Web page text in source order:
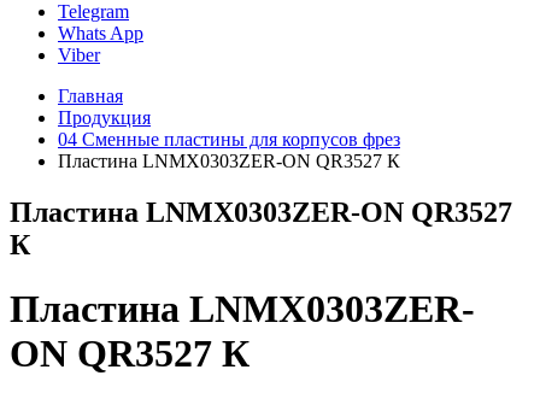
Telegram
Whats App
Viber
Главная
Продукция
04 Сменные пластины для корпусов фрез
Пластина LNMX0303ZER-ON QR3527 К
Пластина LNMX0303ZER-ON QR3527
К
Пластина LNMX0303ZER-
ON QR3527 К